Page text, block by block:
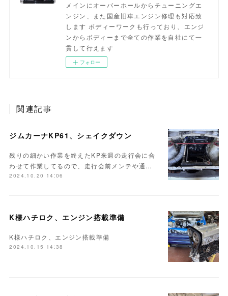
メインにオーバーホールからチューニングエ
ンジン、また国産旧車エンジン修理も対応致
します ボディーワークも行っており、エンジ
ンからボディーまで全ての作業を自社にて一
貫して行えます
フォロー
関連記事
ジムカーナKP61、シェイクダウン
残りの細かい作業を終えたKP来週の走行会に合
わせて作業してるので、走行会前メンテや通…
2024.10.20 14:06
K様ハチロク、エンジン搭載準備
K様ハチロク、エンジン搭載準備
2024.10.15 14:38